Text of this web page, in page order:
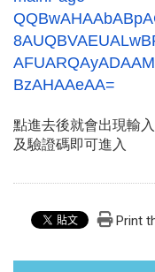
BzAHAAeAA=
點進去後就會出現輸
及驗證碼即可進入
Print